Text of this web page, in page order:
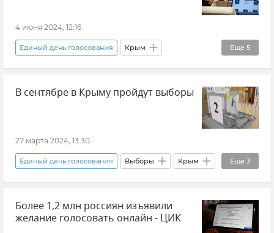
4 июня 2024, 12:16
Еще 5
Единый день голосования Крым
Государственный совет РК (Госсовет)
Выборы Политика Общество
В сентябре в Крыму пройдут выборы
27 марта 2024, 13:30
Еще 3
Единый день голосования Выборы Крым
Центризбирком (ЦИК РФ) Сергей Аксенов
Новости Крыма
Более 1,2 млн россиян изъявили
желание голосовать онлайн - ЦИК